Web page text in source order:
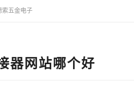
索五金电子
器网站哪个好